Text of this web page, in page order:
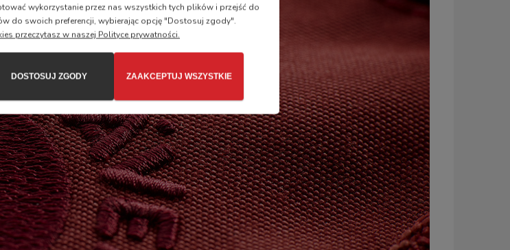
wykorzystanie przez nas wszystkich tych plików i przejść do
do swoich preferencji, wybierając opcję "Dostosuj zgody".
przeczytasz w naszej Polityce prywatności.
DOSTOSUJ ZGODY ZAAKCEPTUJ WSZYSTKIE